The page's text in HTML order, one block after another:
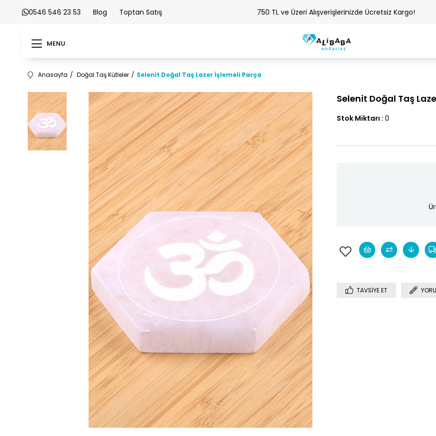
0546 546 23 53 Blog Toptan Satış 750 TL ve Üzeri Alışverişlerinizde Ücretsiz Kargo!
MENU
Anasayfa Doğal Taş Kütleler Selenit Doğal Taş Lazer İşlemeli Parça
Selenit Doğal Taş
Stok Miktarı : 0
TAVSIYE ET